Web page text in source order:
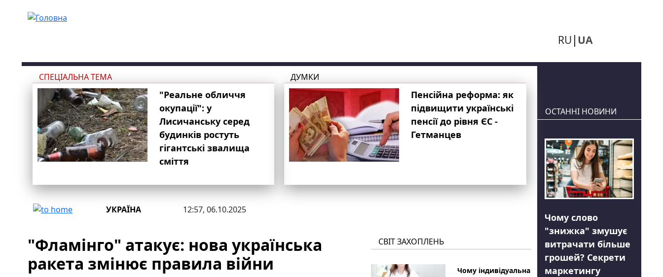
RU UA
СПЕЦІАЛЬНА ТЕМА
"Реальне обличчя
окупації": у
Лисичанську серед
будинків ростуть
гігантські звалища
сміття
ДУМКИ
Пенсійна реформа: як
підвищити українські
пенсії до рівня ЄС -
Гетманцев
УКРАЇНА 12:57, 06.10.2025
"Фламінго" атакує: нова українська
ракета змінює правила війни
СВІТ ЗАХОПЛЕНЬ
Чому індивідуальна
ОСТАННІ НОВИНИ
Чому слово
"знижка" змушує
витрачати більше
грошей? Секрети
маркетингу